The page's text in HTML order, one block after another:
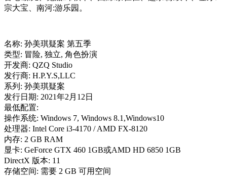
宗大宝、南河:游乐园。
名称: 孙美琪疑案 第五季
类型: 冒险, 独立, 角色扮演
开发商: QZQ Studio
发行商: H.P.Y.S,LLC
系列: 孙美琪疑案
发行日期: 2021年2月12日
最低配置:
操作系统: Windows 7, Windows 8.1,Windows10
处理器: Intel Core i3-4170 / AMD FX-8120
内存: 2 GB RAM
显卡: GeForce GTX 460 1GB或AMD HD 6850 1GB
DirectX 版本: 11
存储空间: 需要 2 GB 可用空间